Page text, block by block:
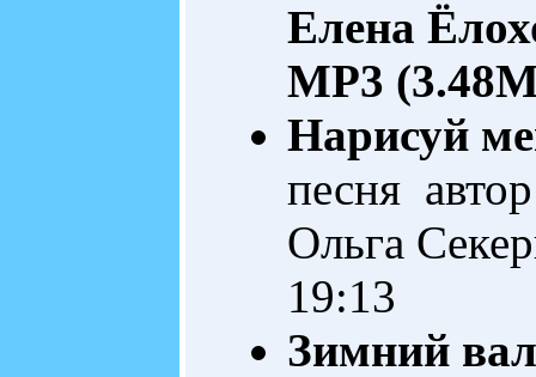
Елена
MP3
Нарисуй
песня
Ольга
19:13
Зимний